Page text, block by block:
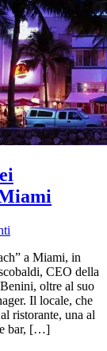
a Miami, in
CEO della
oltre al suo
Il locale, che
ristorante, una al
bar, […]